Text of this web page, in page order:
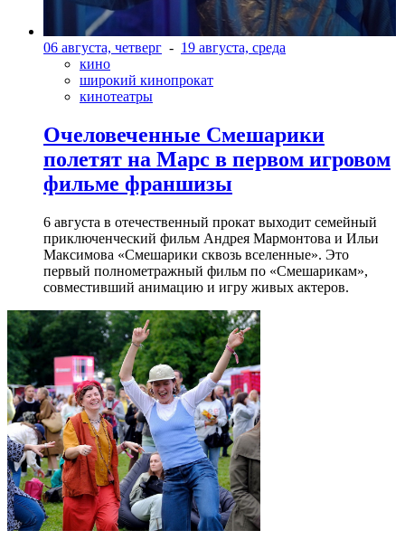
06 августа, четверг - 19 августа, среда
кино
широкий кинопрокат
кинотеатры
Очеловеченные Смешарики
полетят на Марс в первом игровом
фильме франшизы
6 августа в отечественный прокат выходит семейный
приключенческий фильм Андрея Мармонтова и Ильи
Максимова «Смешарики сквозь вселенные». Это
первый полнометражный фильм по «Смешарикам»,
совместивший анимацию и игру живых актеров.